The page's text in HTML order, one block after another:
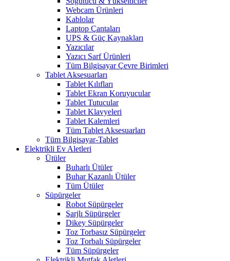
Webcam Ürünleri
Kablolar
Laptop Çantaları
UPS & Güç Kaynakları
Yazıcılar
Yazıcı Sarf Ürünleri
Tüm Bilgisayar Çevre Birimleri
Tablet Aksesuarları
Tablet Kılıfları
Tablet Ekran Koruyucular
Tablet Tutucular
Tablet Klavyeleri
Tablet Kalemleri
Tüm Tablet Aksesuarları
Tüm Bilgisayar-Tablet
Elektrikli Ev Aletleri
Ütüler
Buharlı Ütüler
Buhar Kazanlı Ütüler
Tüm Ütüler
Süpürgeler
Robot Süpürgeler
Şarjlı Süpürgeler
Dikey Süpürgeler
Toz Torbasız Süpürgeler
Toz Torbalı Süpürgeler
Tüm Süpürgeler